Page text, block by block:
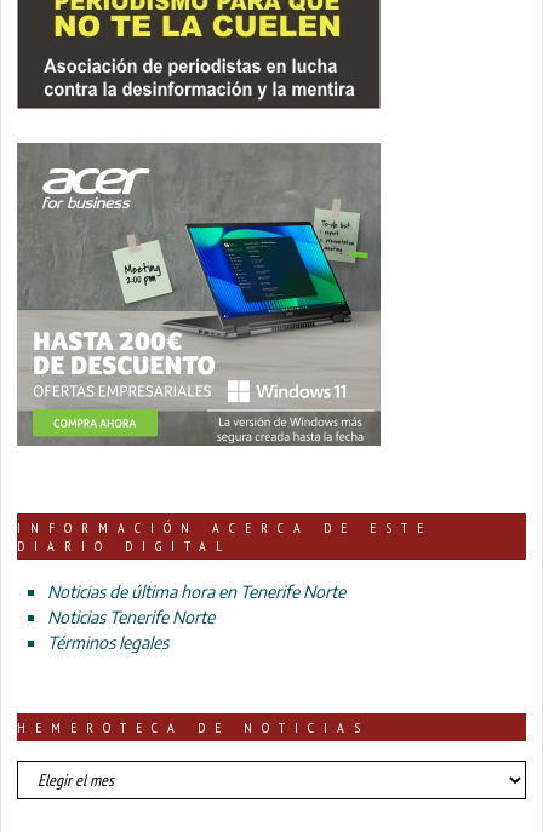
INFORMACIÓN ACERCA DE ESTE
DIARIO DIGITAL
Noticias de última hora en Tenerife Norte
Noticias Tenerife Norte
Términos legales
HEMEROTECA DE NOTICIAS
HEMEROTECA
DE